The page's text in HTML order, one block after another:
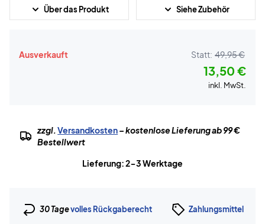
Über das Produkt Siehe Zubehör
Ausverkauft Statt: 49,95 €
13,50 €
inkl. MwSt.
zzgl.Versandkosten– kostenlose Lieferung ab 99 €
Bestellwert
Lieferung: 2-3 Werktage
30 Tagevolles Rückgaberecht Zahlungsmittel